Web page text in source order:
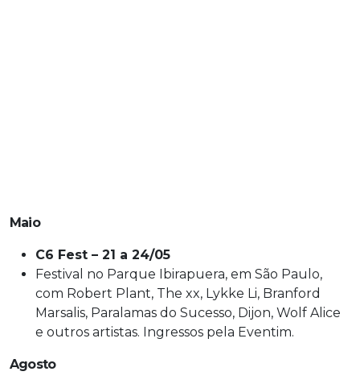
Maio
C6 Fest – 21 a 24/05
Festival no Parque Ibirapuera, em São Paulo,
com Robert Plant, The xx, Lykke Li, Branford
Marsalis, Paralamas do Sucesso, Dijon, Wolf Alice
e outros artistas. Ingressos pela Eventim.
Agosto